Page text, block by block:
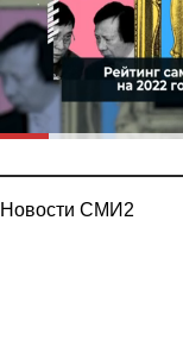
Новости СМИ2